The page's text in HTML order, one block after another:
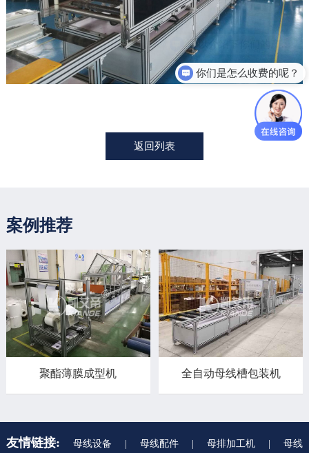
返回列表
案例推荐
聚酯薄膜成型机 全自动母线槽包装机
友情链接: 母线设备 母线配件 母排加工机
母线
你们是怎么收费的呢？